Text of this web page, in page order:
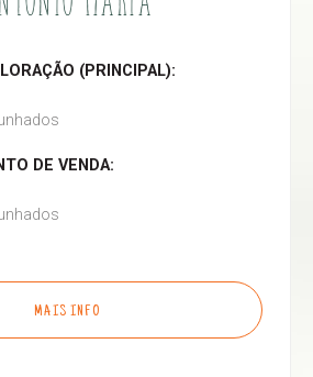
(PRINCIPAL):
DE VENDA:
MAIS INFO